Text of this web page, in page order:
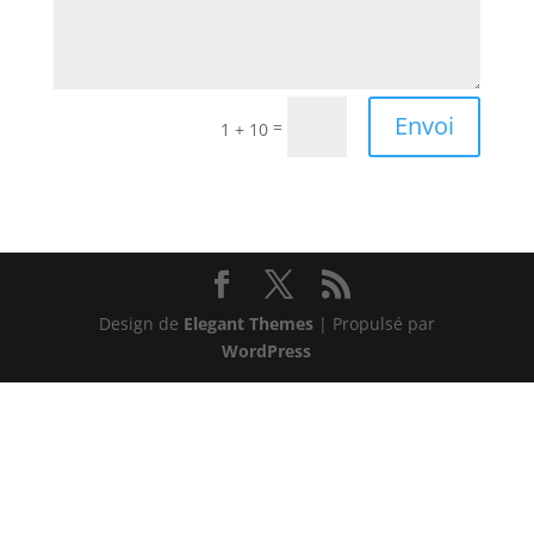
1 + 10 = Envoi
Design de Elegant Themes| Propulsé par
WordPress